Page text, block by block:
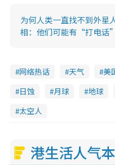
为何人类一直找不到外星
相：他们可能有“打电话
网络热话 天气 美
日蚀
月球 地球
太空人
港生活人气